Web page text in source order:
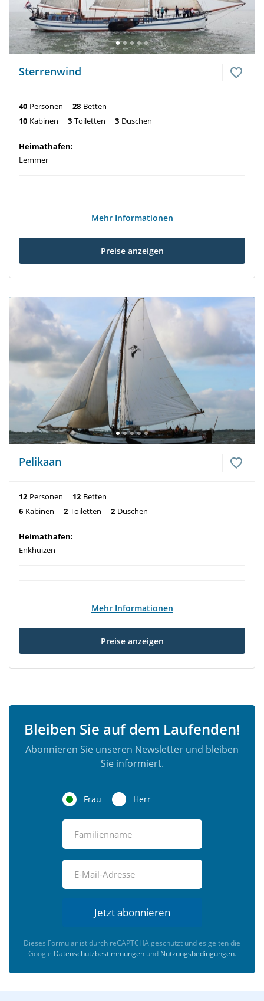
Sterrenwind
40 Personen 28 Betten
10 Kabinen 3 Toiletten 3 Duschen
Heimathafen:
Lemmer
Mehr Informationen
Preise anzeigen
Pelikaan
12 Personen 12 Betten
6 Kabinen 2 Toiletten 2 Duschen
Heimathafen:
Enkhuizen
Mehr Informationen
Preise anzeigen
Bleiben Sie auf dem Laufenden!
Abonnieren Sie unseren Newsletter und bleiben
Sie informiert.
Frau Herr
Jetzt abonnieren
Dieses Formular ist durch reCAPTCHA geschützt und es gelten die
Google Datenschutzbestimmungenund Nutzungsbedingungen.